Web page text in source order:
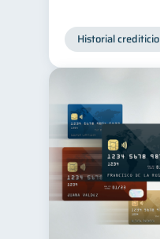
Historial crediticio